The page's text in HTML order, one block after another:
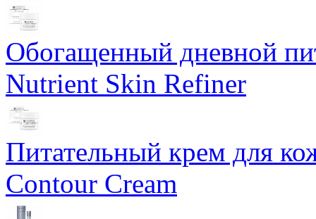
Обогащенный дневной
Nutrient Skin Refiner
Питательный крем для
Contour Cream